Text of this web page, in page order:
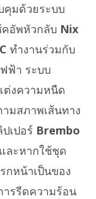
คุมด้วยระบบ
อัพหัวกลับ Nix
ทำงานร่วมกับ
ฟ้า ระบบ
งความหนืด
มสภาพเส้นทาง
เปอร์ Brembo
ละหากใช้ชุด
กหน้าเป็นของ
รรีดความร้อน